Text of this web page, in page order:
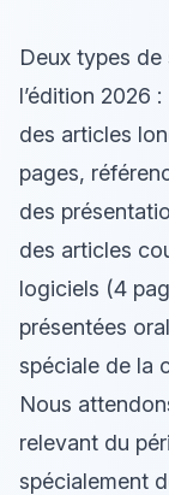
Deux types
l’édition 2026 :
des articles
pages,
des
des articles
logiciels (4
présentées
spéciale de la
Nous
relevant du
spécialement